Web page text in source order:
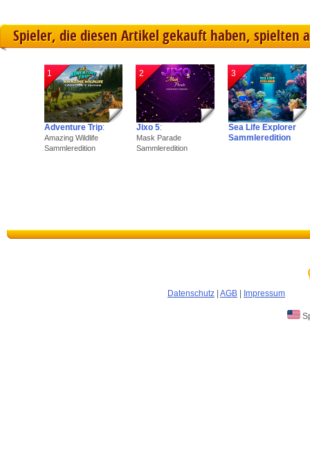
Spieler, die diesen Artikel gekauft haben, spielten
1
Adventure Trip:
Amazing Wildlife
Sammleredition
2
Jixo 5:
Mask Parade
Sammleredition
3
Sea Life Explorer
Sammleredition
Datenschutz AGB Impressum